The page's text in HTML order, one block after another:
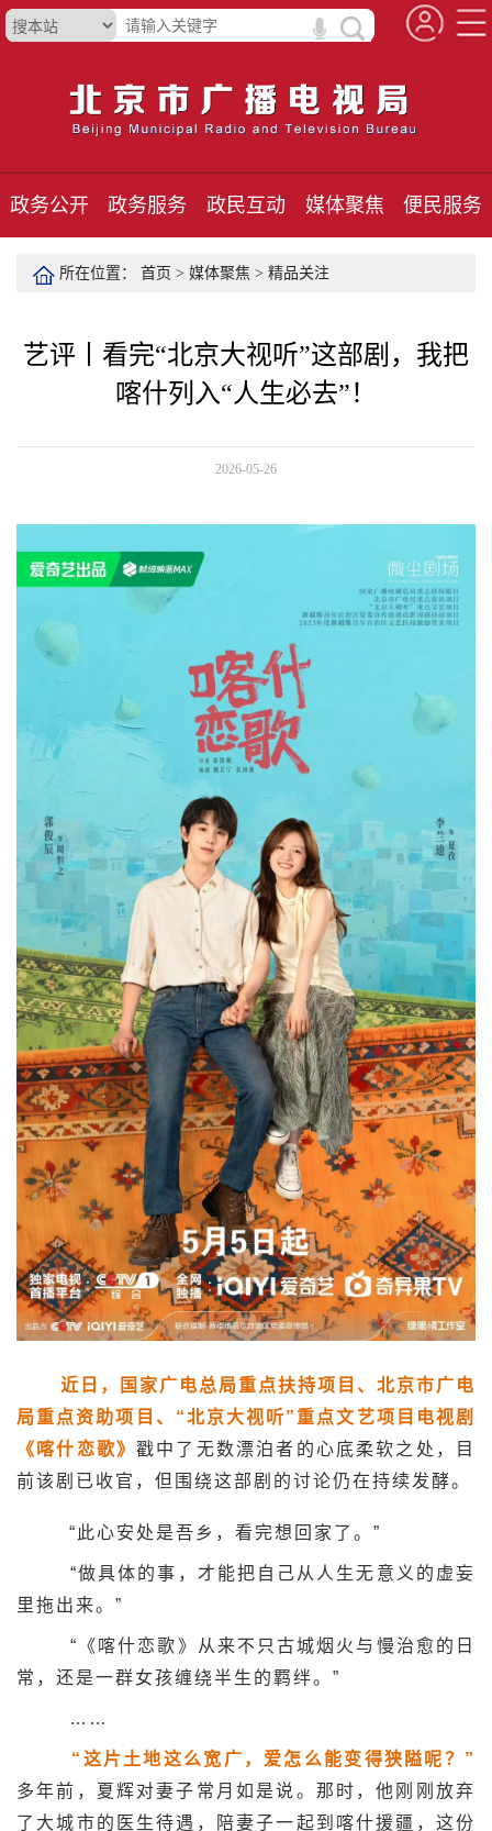
政务公开 政务服务 政民互动 媒体聚焦 便民服务
所在位置： 首页 > 媒体聚焦 > 精品关注
艺评丨看完“北京大视听”这部剧，我把
喀什列入“人生必去”！
2026-05-26
近日，国家广电总局重点扶持项目、北京市广电
局重点资助项目、“北京大视听”重点文艺项目电视剧
《喀什恋歌》戳中了无数漂泊者的心底柔软之处，目
前该剧已收官，但围绕这部剧的讨论仍在持续发酵。
“此心安处是吾乡，看完想回家了。”
“做具体的事，才能把自己从人生无意义的虚妄
里拖出来。”
“《喀什恋歌》从来不只古城烟火与慢治愈的日
常，还是一群女孩缠绕半生的羁绊。”
……
“这片土地这么宽广，爱怎么能变得狭隘呢？”
多年前，夏辉对妻子常月如是说。那时，他刚刚放弃
了大城市的医生待遇，陪妻子一起到喀什援疆，这份